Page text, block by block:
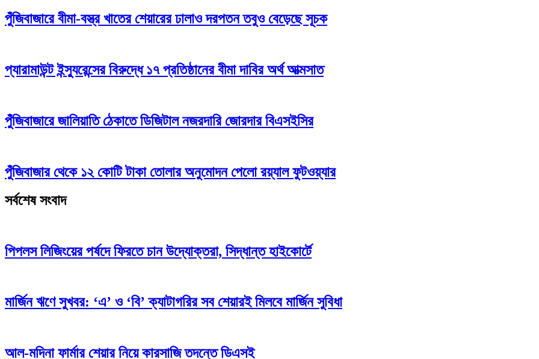
পুঁজিবাজারে বীমা-বস্ত্র খাতের শেয়ারের ঢালাও দরপতন তবুও বেড়েছে সূচক
প্যারামাউন্ট ইন্স্যুরেন্সের বিরুদ্ধে ১৭ প্রতিষ্ঠানের বীমা দাবির অর্থ আত্মসাত
পুঁজিবাজারে জালিয়াতি ঠেকাতে ডিজিটাল নজরদারি জোরদার বিএসইসির
পুঁজিবাজার থেকে ১২ কোটি টাকা তোলার অনুমোদন পেলো রয়্যাল ফুটওয়্যার
সর্বশেষ সংবাদ
পিপলস লিজিংয়ের পর্ষদে ফিরতে চান উদ্যোক্তরা, সিদ্ধান্ত হাইকোর্টে
মার্জিন ঋণে সুখবর: ‘এ’ ও ‘বি’ ক্যাটাগরির সব শেয়ারই মিলবে মার্জিন সুবিধা
আল-মদিনা ফার্মার শেয়ার নিয়ে কারসাজি তদন্তে ডিএসই